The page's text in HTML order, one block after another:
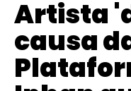
Artista
causa